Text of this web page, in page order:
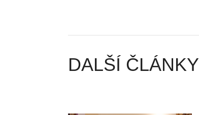
DALŠÍ ČLÁNKY